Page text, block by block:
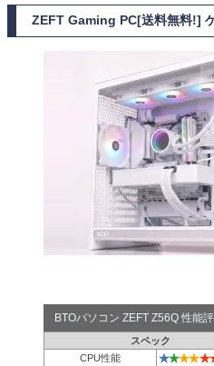
ZEFT Gaming PC[送料無料!]
BTOパソコン ZEFT Z56Q 性能
スペック
CPU性能
★★★★★